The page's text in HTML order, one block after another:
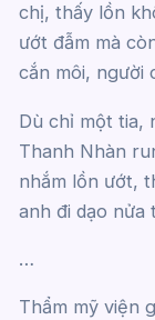
chị, thấy lồn
ướt đẫm mà
cắn môi, người
Dù chỉ một tia,
Thanh Nhàn
nhắm lồn ướt,
anh đi dạo nửa
…
Thẩm mỹ viện